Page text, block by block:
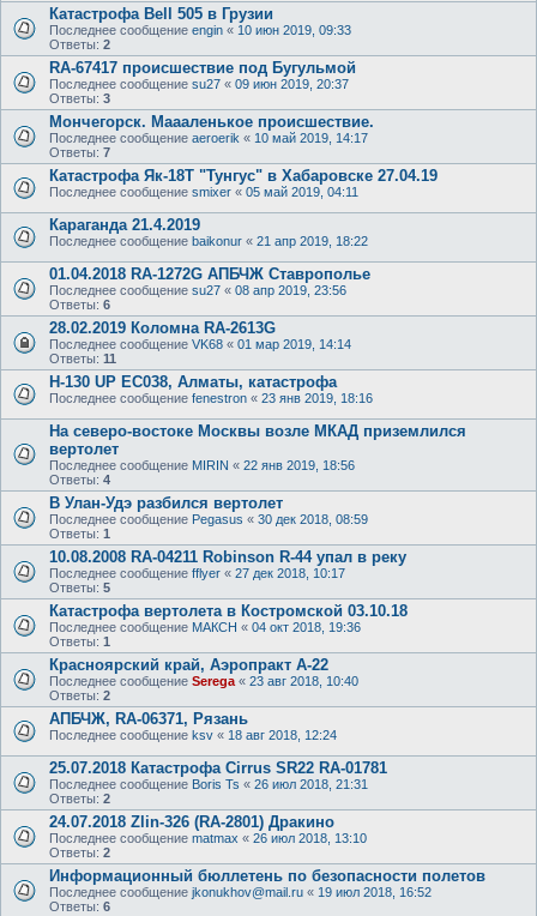
Катастрофа Bell 505 в Грузии
Последнее сообщение engin « 10 июн 2019, 09:33
Ответы: 2
RA-67417 происшествие под Бугульмой
Последнее сообщение su27 « 09 июн 2019, 20:37
Ответы: 3
Мончегорск. Маааленькое происшествие.
Последнее сообщение aeroerik « 10 май 2019, 14:17
Ответы: 7
Катастрофа Як-18Т "Тунгус" в Хабаровске 27.04.19
Последнее сообщение smixer « 05 май 2019, 04:11
Караганда 21.4.2019
Последнее сообщение baikonur « 21 апр 2019, 18:22
01.04.2018 RA-1272G АПБЧЖ Ставрополье
Последнее сообщение su27 « 08 апр 2019, 23:56
Ответы: 6
28.02.2019 Коломна RA-2613G
Последнее сообщение VK68 « 01 мар 2019, 14:14
Ответы: 11
H-130 UP EC038, Алматы, катастрофа
Последнее сообщение fenestron « 23 янв 2019, 18:16
На северо-востоке Москвы возле МКАД приземлился
вертолет
Последнее сообщение MIRIN « 22 янв 2019, 18:56
Ответы: 4
В Улан-Удэ разбился вертолет
Последнее сообщение Pegasus « 30 дек 2018, 08:59
Ответы: 1
10.08.2008 RA-04211 Robinson R-44 упал в реку
Последнее сообщение fflyer « 27 дек 2018, 10:17
Ответы: 5
Катастрофа вертолета в Костромской 03.10.18
Последнее сообщение МАКСН « 04 окт 2018, 19:36
Ответы: 1
Красноярский край, Аэропракт А-22
Последнее сообщение Serega « 23 авг 2018, 10:40
Ответы: 2
АПБЧЖ, RA-06371, Рязань
Последнее сообщение ksv « 18 авг 2018, 12:24
25.07.2018 Катастрофа Cirrus SR22 RA-01781
Последнее сообщение Boris Ts « 26 июл 2018, 21:31
Ответы: 2
24.07.2018 Zlin-326 (RA-2801) Дракино
Последнее сообщение matmax « 26 июл 2018, 13:10
Ответы: 2
Информационный бюллетень по безопасности полетов
Последнее сообщение jkonukhov@mail.ru « 19 июл 2018, 16:52
Ответы: 6